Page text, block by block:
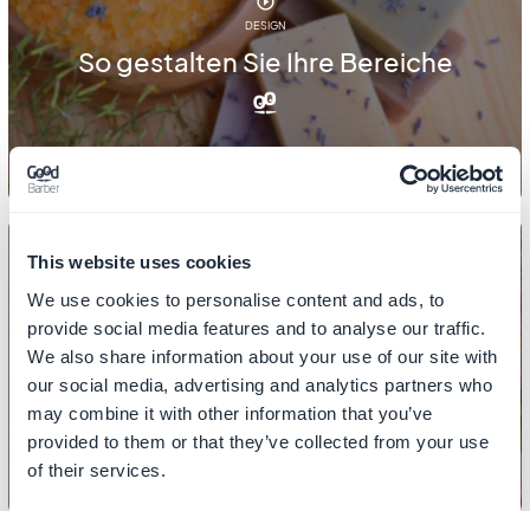
This website uses cookies
We use cookies to personalise content and ads, to
provide social media features and to analyse our traffic.
We also share information about your use of our site with
our social media, advertising and analytics partners who
may combine it with other information that you’ve
provided to them or that they’ve collected from your use
of their services.
DESIGN
So gestalten Sie Ihre Bereiche
DESIGN
So richten Sie Ihre Startseite ein